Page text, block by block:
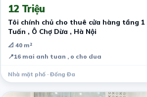
12 Triệu
Tôi chính chủ cho thuê cửa hàng tầng 1
Tuấn , Ô Chợ Dừa , Hà Nội
📐 40 m²
📍16 mai anh tuan , o cho dua
Nhà mặt phố · Đống Đa